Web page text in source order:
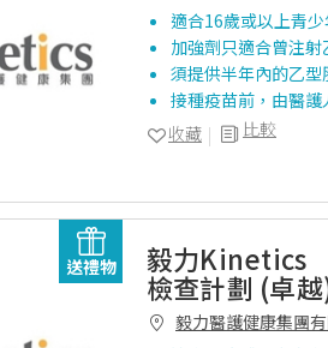
適合16歲或以上青
加強劑只適合曾注
須提供半年內的乙
接種疫苗前，由醫
比較
收藏
送禮物 毅力Kinetics
檢查計劃 (卓
毅力醫護健康集團